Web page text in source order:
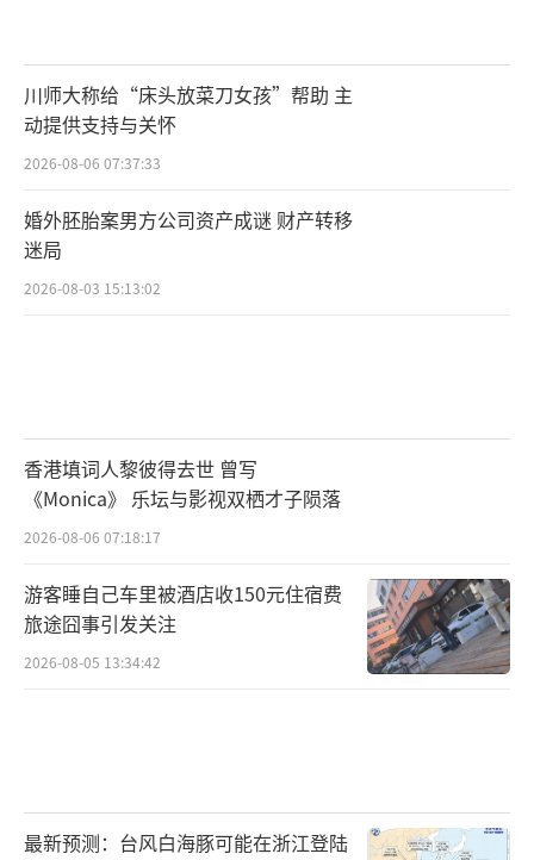
川师大称给“床头放菜刀女孩”帮助 主
动提供支持与关怀
2026-08-06 07:37:33
婚外胚胎案男方公司资产成谜 财产转移
迷局
2026-08-03 15:13:02
香港填词人黎彼得去世 曾写
《Monica》 乐坛与影视双栖才子陨落
2026-08-06 07:18:17
游客睡自己车里被酒店收150元住宿费
旅途囧事引发关注
2026-08-05 13:34:42
最新预测：台风白海豚可能在浙江登陆